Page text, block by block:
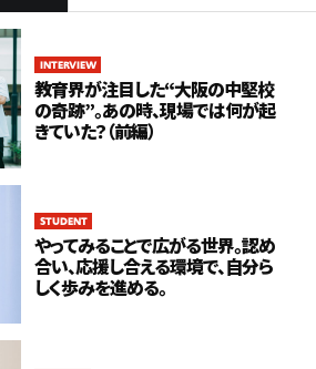
INTERVIEW
教育界が注目した“大阪の中堅校
の奇跡”。あの時、現場では何が起
きていた？（前編）
STUDENT
やってみることで広がる世界。認め
合い、応援し合える環境で、自分ら
しく歩みを進める。
INTERVIEW
教育界が注目した“大阪の中堅校
の奇跡”。あの時、現場では何が起
きていた？（前編）
情報収集と対話、挑戦。その中でう
み出される学びと未来。
STUDENT